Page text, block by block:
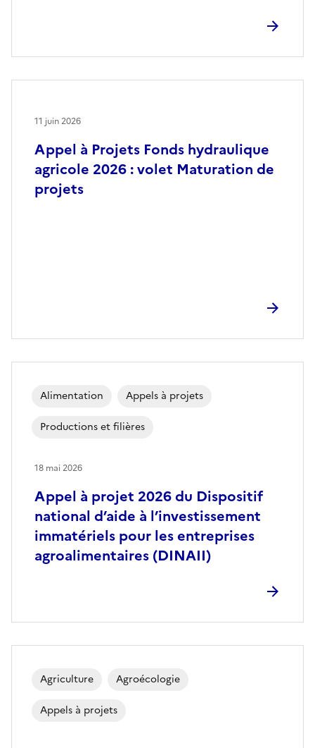
Appel à Projets Fonds hydraulique
agricole 2026 : volet Maturation de
projets
11 juin 2026
Appel à projet 2026 du Dispositif
national d’aide à l’investissement
immatériels pour les entreprises
agroalimentaires (DINAII)
Alimentation Appels à projets
Productions et filières
18 mai 2026
Agriculture Agroécologie
Appels à projets